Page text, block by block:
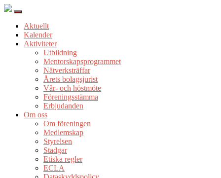
Aktuellt
Kalender
Aktiviteter
Utbildning
Mentorskapsprogrammet
Nätverksträffar
Årets bolagsjurist
Vår- och höstmöte
Föreningsstämma
Erbjudanden
Om oss
Om föreningen
Medlemskap
Styrelsen
Stadgar
Etiska regler
ECLA